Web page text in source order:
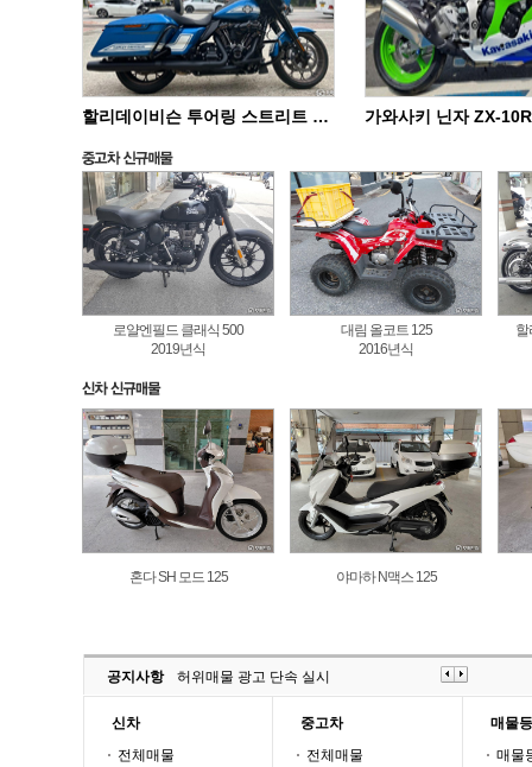
할리데이비슨 투어링 스트리트 글라이드 스페셜 FLHXS
로얄엔필드 클래식 500
2019년식
대림 올코트 125
2016년식
할
혼다 SH 모드 125 야마하 N맥스 125
공지사항 허위매물 광고 단속 실시
신차
전체매물
중고차
전체매물
매물
매물